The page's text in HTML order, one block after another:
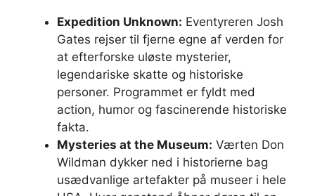
Expedition Unknown: Eventyreren Josh
Gates rejser til fjerne egne af verden for
at efterforske uløste mysterier,
legendariske skatte og historiske
personer. Programmet er fyldt med
action, humor og fascinerende historiske
fakta.
Mysteries at the Museum: Værten Don
Wildman dykker ned i historierne bag
usædvanlige artefakter på museer i hele